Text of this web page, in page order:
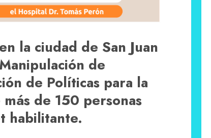
la ciudad de San Juan
de
de Políticas para la
de 150 personas
habilitante.